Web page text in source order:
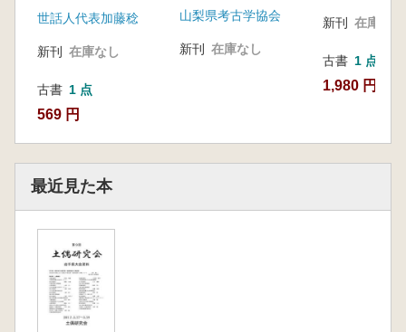
世話人代表加藤稔
新刊 在庫なし
古書 1 点
569 円
山梨県考古学協会
新刊 在庫なし
新刊 在庫なし
古書 1 点
1,980 円
最近見た本